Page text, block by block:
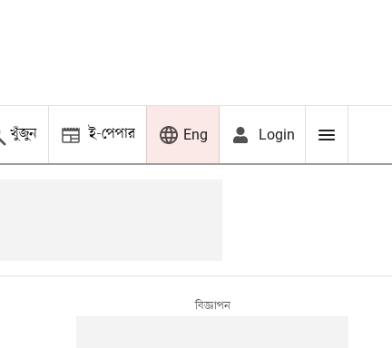
খুঁজুন ই-পেপার Eng Login